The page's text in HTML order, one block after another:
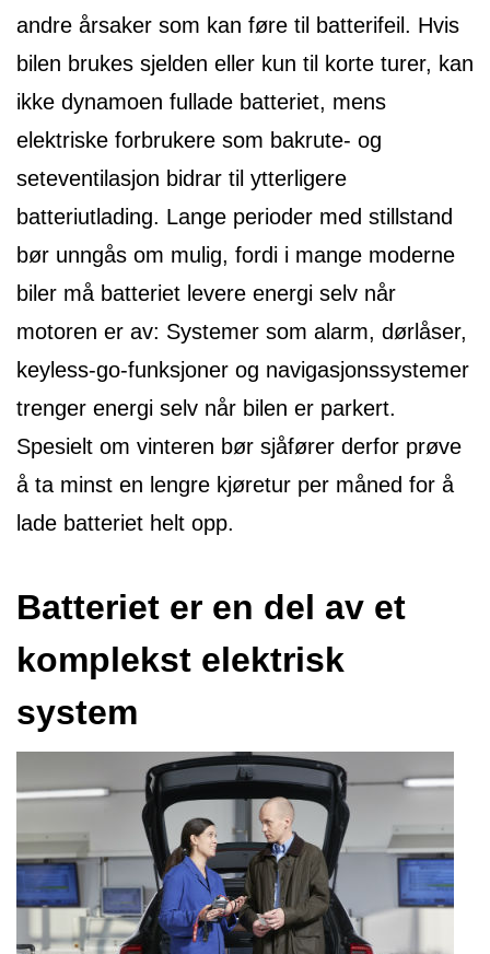
andre årsaker som kan føre til batterifeil. Hvis
bilen brukes sjelden eller kun til korte turer, kan
ikke dynamoen fullade batteriet, mens
elektriske forbrukere som bakrute- og
seteventilasjon bidrar til ytterligere
batteriutlading. Lange perioder med stillstand
bør unngås om mulig, fordi i mange moderne
biler må batteriet levere energi selv når
motoren er av: Systemer som alarm, dørlåser,
keyless-go-funksjoner og navigasjonssystemer
trenger energi selv når bilen er parkert.
Spesielt om vinteren bør sjåfører derfor prøve
å ta minst en lengre kjøretur per måned for å
lade batteriet helt opp.
Batteriet er en del av et
komplekst elektrisk
system